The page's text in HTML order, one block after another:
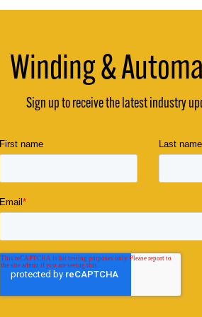
Winding &
Sign up to receive the latest industry